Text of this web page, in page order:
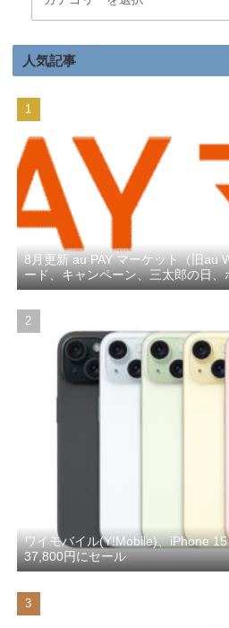
人気記事
8月更新 au PAY マーケット（旧au
ード、キャンペーン、三太郎の日
ワイモバイル(Y!Mobile)、iPhone
37,800円にセール